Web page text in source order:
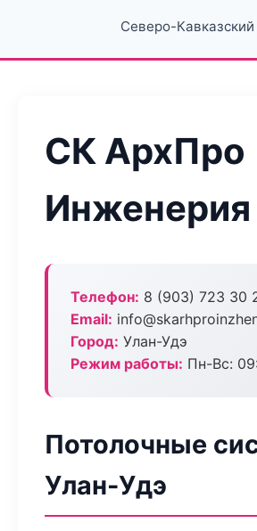
Северо-
СК АрхПро
Инженерия
Телефон: 8 (903) 723 30
Email:
Город: Улан-Удэ
Режим работы: Пн-Вс:
Потолочные
Улан-Удэ